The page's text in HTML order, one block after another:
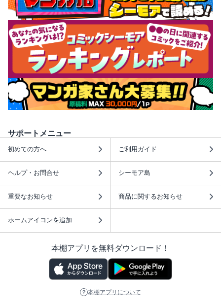
サポートメニュー
初めての方へ ご利用ガイド
ヘルプ・お問合せ シーモア島
重要なお知らせ 商品に関するお知らせ
ホームアイコンを追加
本棚アプリを無料ダウンロード！
本棚アプリについて